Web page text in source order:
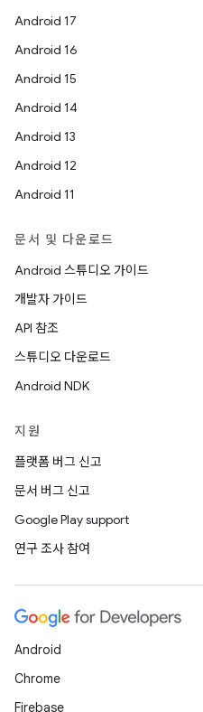
Android 17
Android 16
Android 15
Android 14
Android 13
Android 12
Android 11
문서 및 다운로드
Android 스튜디오 가이드
개발자 가이드
API 참조
스튜디오 다운로드
Android NDK
지원
플랫폼 버그 신고
문서 버그 신고
Google Play support
연구 조사 참여
Android
Chrome
Firebase